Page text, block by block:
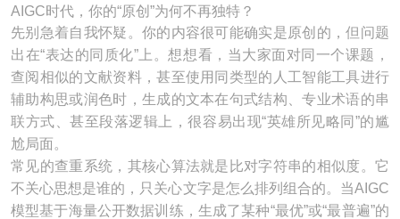
AIGC时代，你的“原创”为何不再独特？
先别急着自我怀疑。你的内容很可能确实是原创的，但问题
出在“表达的同质化”上。想想看，当大家面对同一个课题，
查阅相似的文献资料，甚至使用同类型的人工智能工具进行
辅助构思或润色时，生成的文本在句式结构、专业术语的串
联方式、甚至段落逻辑上，很容易出现“英雄所见略同”的尴
尬局面。
常见的查重系统，其核心算法就是比对字符串的相似度。它
不关心思想是谁的，只关心文字是怎么排列组合的。当AIGC
模型基于海量公开数据训练，生成了某种“最优”或“最普遍”的